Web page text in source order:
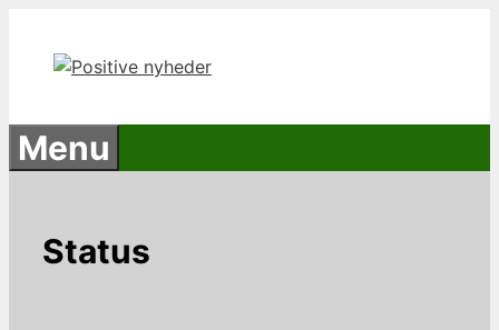
indhold
Menu
Status